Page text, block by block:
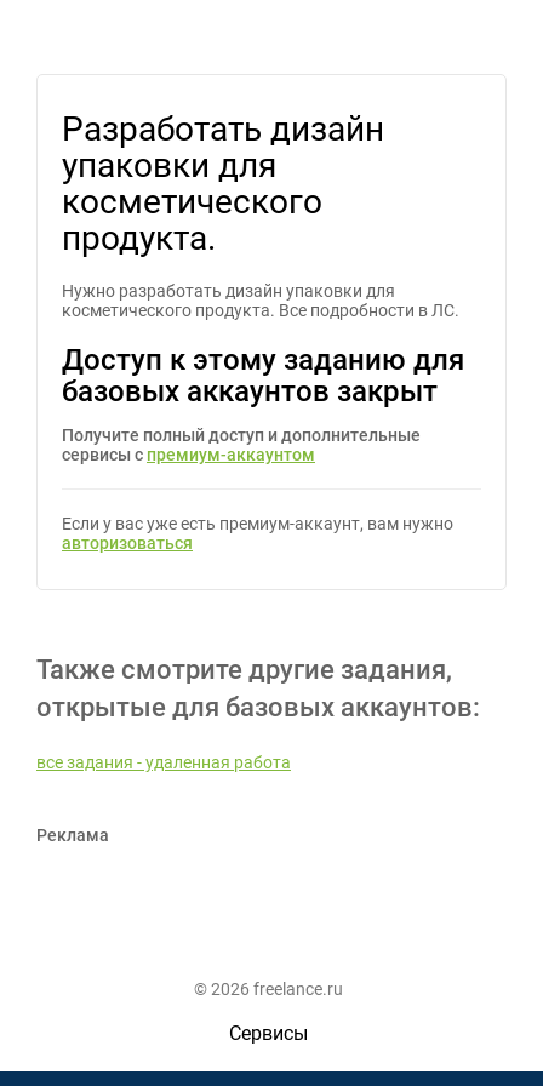
Разработать дизайн
упаковки для
косметического
продукта.
Нужно разработать дизайн упаковки для
косметического продукта. Все подробности в ЛС.
Доступ к этому заданию для
базовых аккаунтов закрыт
Получите полный доступ и дополнительные
сервисы с премиум-аккаунтом
Если у вас уже есть премиум-аккаунт, вам нужно
авторизоваться
Также смотрите другие задания,
открытые для базовых аккаунтов:
все задания - удаленная работа
Реклама
© 2026 freelance.ru
Сервисы
Помощь